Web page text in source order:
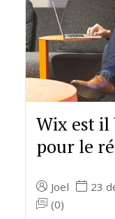
Wix est il
pour le
Joel 23
(0)